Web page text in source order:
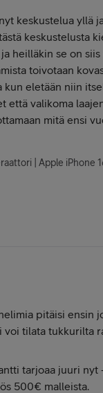
keskustelua yllä
keskustelusta
heilläkin se on
toivotaan
kun eletään niin
että valikoma
mitä ensi
| Apple iPhone
pitäisi ensin
voi tilata tukkurilta
tarjoaa juuri nyt
500€ malleista.